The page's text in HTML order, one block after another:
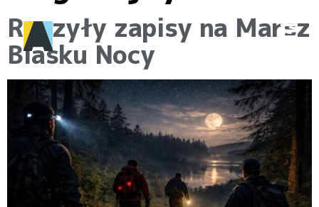
Ruszyły zapisy na Marsz
Blasku Nocy